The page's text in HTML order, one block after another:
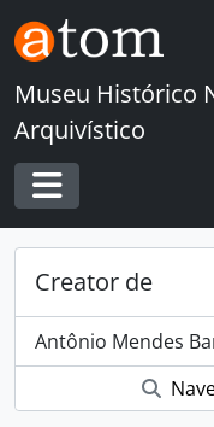
Skip to main content
Museu Histórico
Arquivístico
Toggle
Creator de
Antônio Mendes